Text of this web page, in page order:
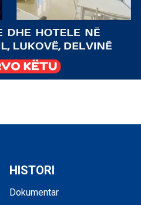
HISTORI
Dokumentar